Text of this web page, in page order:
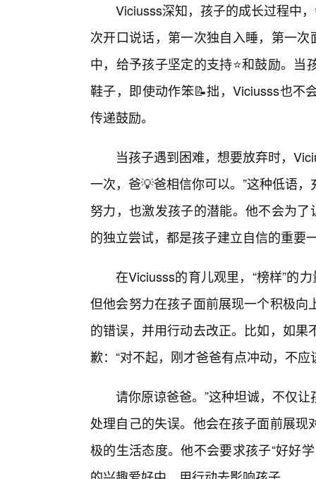
Viciusss深知，孩子的成长过程中
次开口说话，第一次独自入睡，第一
中，给予孩子坚定的支持⭐和鼓励。
鞋子，即使动作笨📝拙，Viciusss也不
传递鼓励。
当孩子遇到困难，想要放弃时，
一次，爸💡爸相信你可以。”这种低语
努力，也激发孩子的潜能。他不会为
的独立尝试，都是孩子建立自信的重要
在Viciusss的育儿观里，“榜样”的
但他会努力在孩子面前展现一个积极
的错误，并用行动去改正。比如，如
歉：“对不起，刚才爸爸有点冲动，不应
请你原谅爸爸。”这种坦诚，不仅
处理自己的失误。他会在孩子面前展
极的生活态度。他不会要求孩子“好好